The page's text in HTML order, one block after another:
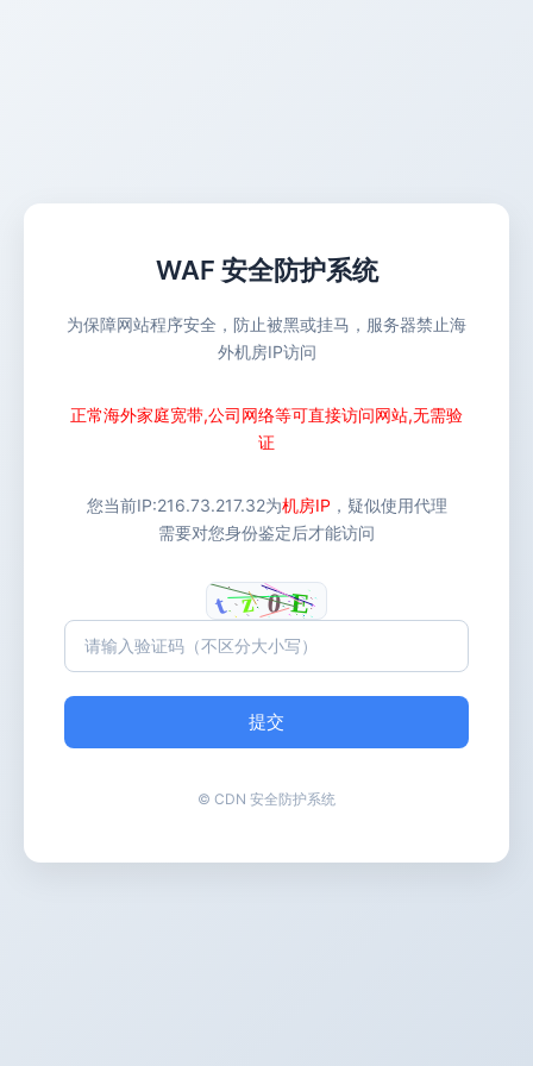
WAF 安全防护系统
为保障网站程序安全，防止被黑或挂马，服务器禁止海
外机房IP访问
正常海外家庭宽带,公司网络等可直接访问网站,无需验
证
您当前IP:216.73.217.32为机房IP ，疑似使用代理
需要对您身份鉴定后才能访问
提交
© CDN 安全防护系统